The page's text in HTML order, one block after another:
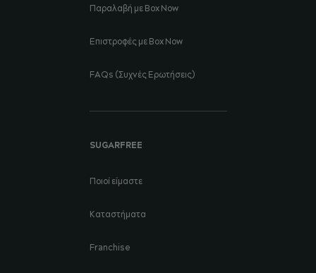
Παραλαβή με Box Now
Επιστροφές με Box Now
FAQs (Συχνές Ερωτήσεις)
SUGARFREE
Ποιοί είμαστε
Καταστήματα
Franchise